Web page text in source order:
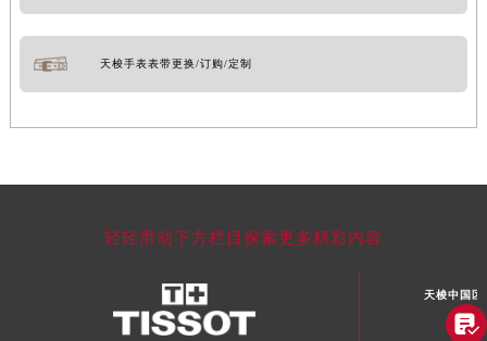
天梭手表表带更换/订购/定制
轻轻滑动下方栏目探索更多精彩内容
天梭中国区
